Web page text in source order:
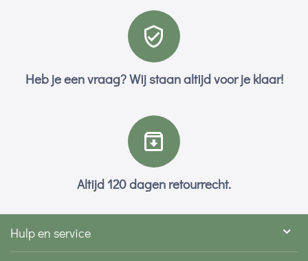
Heb je een vraag? Wij staan altijd voor je klaar!
Altijd 120 dagen retourrecht.
Hulp en service